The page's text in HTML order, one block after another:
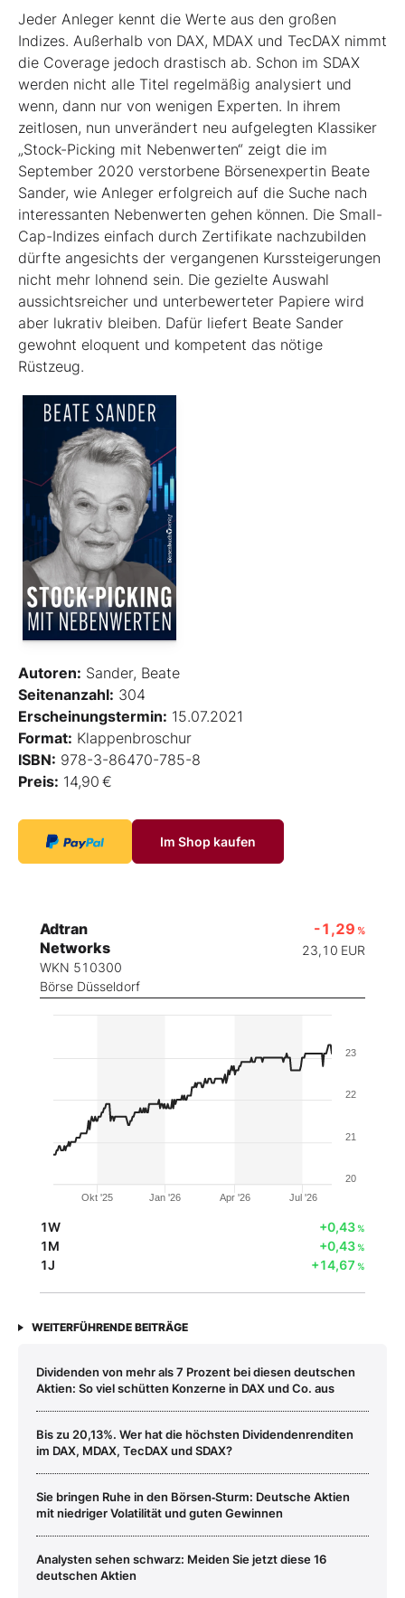
Jeder Anleger kennt die Werte aus den großen
Indizes. Außerhalb von DAX, MDAX und TecDAX nimmt
die Coverage jedoch drastisch ab. Schon im SDAX
werden nicht alle Titel regel­mäßig analysiert und
wenn, dann nur von wenigen Experten. In ihrem
zeitlosen, nun unverändert neu aufgelegten Klassiker
„Stock-Picking mit Nebenwerten“ zeigt die im
September 2020 verstorbene Börsenexpertin Beate
Sander, wie Anleger erfolgreich auf die Suche nach
interessanten Nebenwerten gehen können. Die Small-
Cap-Indizes einfach durch Zertifikate nachzubilden
dürfte angesichts der vergangenen Kurssteiger­ungen
nicht mehr lohnend sein. Die gezielte Auswahl
aussichtsreicher und unterbewerteter Papiere wird
aber lukrativ bleiben. Dafür liefert Beate Sander
gewohnt eloquent und kompetent das nötige
Rüstzeug.
Autoren: Sander, Beate
Seitenanzahl: 304
Erscheinungstermin: 15.07.2021
Format: Klappenbroschur
ISBN: 978-3-86470-785-8
Preis: 14,90 €
Im Shop kaufen
Adtran
Networks
WKN 510300
Börse Düsseldorf
-1,29 %
23,10 EUR
Okt '25 Jan '26 Apr '26 Jul '26
20
21
22
23
1W +0,43%
1M +0,43%
1J +14,67 %
WEITERFÜHRENDE BEITRÄGE
Dividenden von mehr als 7 Prozent bei diesen deutschen
Aktien: So viel schütten Konzerne in DAX und Co. aus
Bis zu 20,13%. Wer hat die höchsten Dividendenrenditen
im DAX, MDAX, TecDAX und SDAX?
Sie bringen Ruhe in den Börsen‑Sturm: Deutsche Aktien
mit niedriger Volatilität und guten Gewinnen
Analysten sehen schwarz: Meiden Sie jetzt diese 16
deutschen Aktien